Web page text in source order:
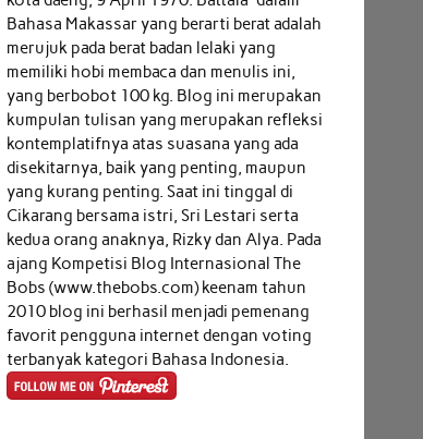
Bahasa Makassar yang berarti berat adalah
merujuk pada berat badan lelaki yang
memiliki hobi membaca dan menulis ini,
yang berbobot 100 kg. Blog ini merupakan
kumpulan tulisan yang merupakan refleksi
kontemplatifnya atas suasana yang ada
disekitarnya, baik yang penting, maupun
yang kurang penting. Saat ini tinggal di
Cikarang bersama istri, Sri Lestari serta
kedua orang anaknya, Rizky dan Alya. Pada
ajang Kompetisi Blog Internasional The
Bobs (www.thebobs.com) keenam tahun
2010 blog ini berhasil menjadi pemenang
favorit pengguna internet dengan voting
terbanyak kategori Bahasa Indonesia.